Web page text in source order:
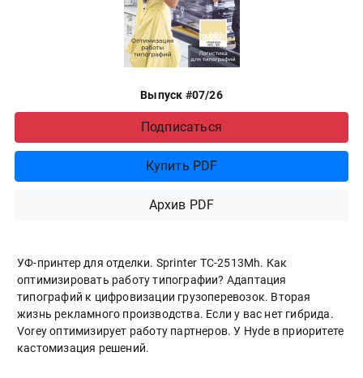
Выпуск #07/26
Подписаться
Купить PDF
Архив PDF
УФ-принтер для отделки. Sprinter ТС-2513Mh. Как
оптимизировать работу типографии? Адаптация
типографий к цифровизации грузоперевозок. Вторая
жизнь рекламного производства. Если у вас нет гибрида.
Vorey оптимизирует работу партнеров. У Hyde в приоритете
кастомизация решений.